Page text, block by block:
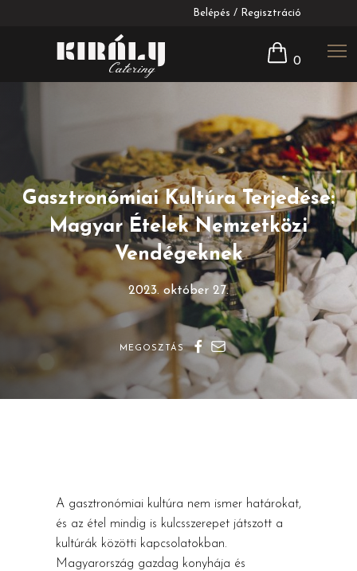
Belépés / Regisztráció
0
Gasztronómiai Kultúra Terjedése:
Magyar Ételek Nemzetközi
Vendégeknek
2023. október 27.
MEGOSZTÁS
A gasztronómiai kultúra nem ismer határokat,
és az étel mindig is kulcsszerepet játszott a
kultúrák közötti kapcsolatokban.
Magyarország gazdag konyhája és